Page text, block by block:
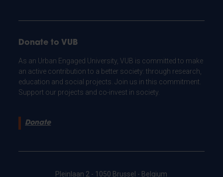
Donate to VUB
As an Urban Engaged University, VUB is committed to make
an active contribution to a better society: through research,
education and social projects. Join us in this commitment.
Support our projects and co-invest in society.
Donate
Pleinlaan 2 - 1050 Brussel - Belgium